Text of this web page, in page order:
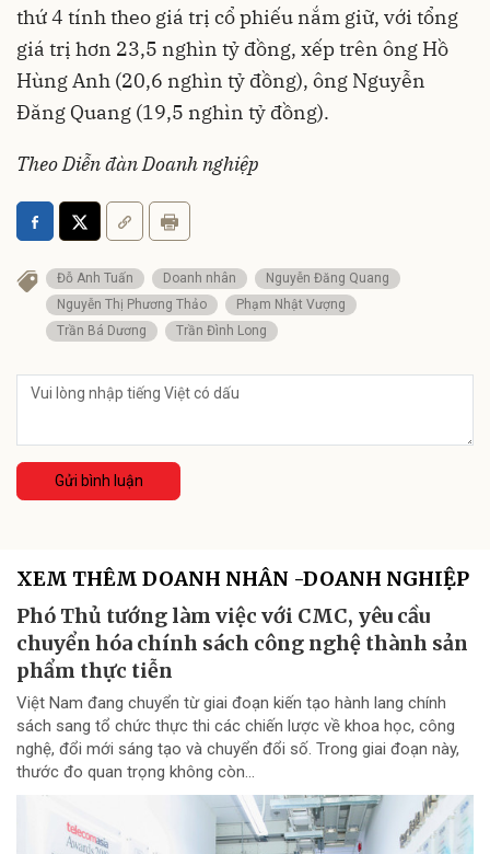
thứ 4 tính theo giá trị cổ phiếu nắm giữ, với tổng
giá trị hơn 23,5 nghìn tỷ đồng, xếp trên ông Hồ
Hùng Anh (20,6 nghìn tỷ đồng), ông Nguyễn
Đăng Quang (19,5 nghìn tỷ đồng).
Theo Diễn đàn Doanh nghiệp
Đỗ Anh Tuấn Doanh nhân
Nguyễn Đăng Quang
Nguyễn Thị Phương Thảo
Phạm Nhật Vượng
Trần Bá Dương
Trần Đình Long
Gửi bình luận
XEM THÊM DOANH NHÂN -DOANH NGHIỆP
Phó Thủ tướng làm việc với CMC, yêu cầu
chuyển hóa chính sách công nghệ thành sản
phẩm thực tiễn
Việt Nam đang chuyển từ giai đoạn kiến tạo hành lang chính
sách sang tổ chức thực thi các chiến lược về khoa học, công
nghệ, đổi mới sáng tạo và chuyển đổi số. Trong giai đoạn này,
thước đo quan trọng không còn...